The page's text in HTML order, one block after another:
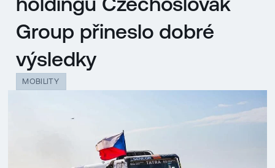
Group přineslo dobré
výsledky
MOBILITY